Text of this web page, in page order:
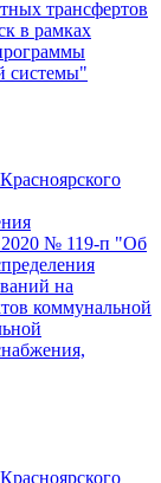
трансфертов
в рамках
системы"
№ 119-п "Об
на
коммунальной